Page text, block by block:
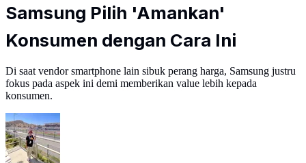
Samsung Pilih 'Amankan'
Konsumen dengan Cara Ini
Di saat vendor smartphone lain sibuk perang harga, Samsung justru
fokus pada aspek ini demi memberikan value lebih kepada
konsumen.